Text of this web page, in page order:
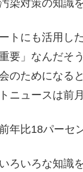
染対策の知識
トにも活用し
要」なんだそ
のためになる
ニュースは前
年比18パーセ
ろいろな知識